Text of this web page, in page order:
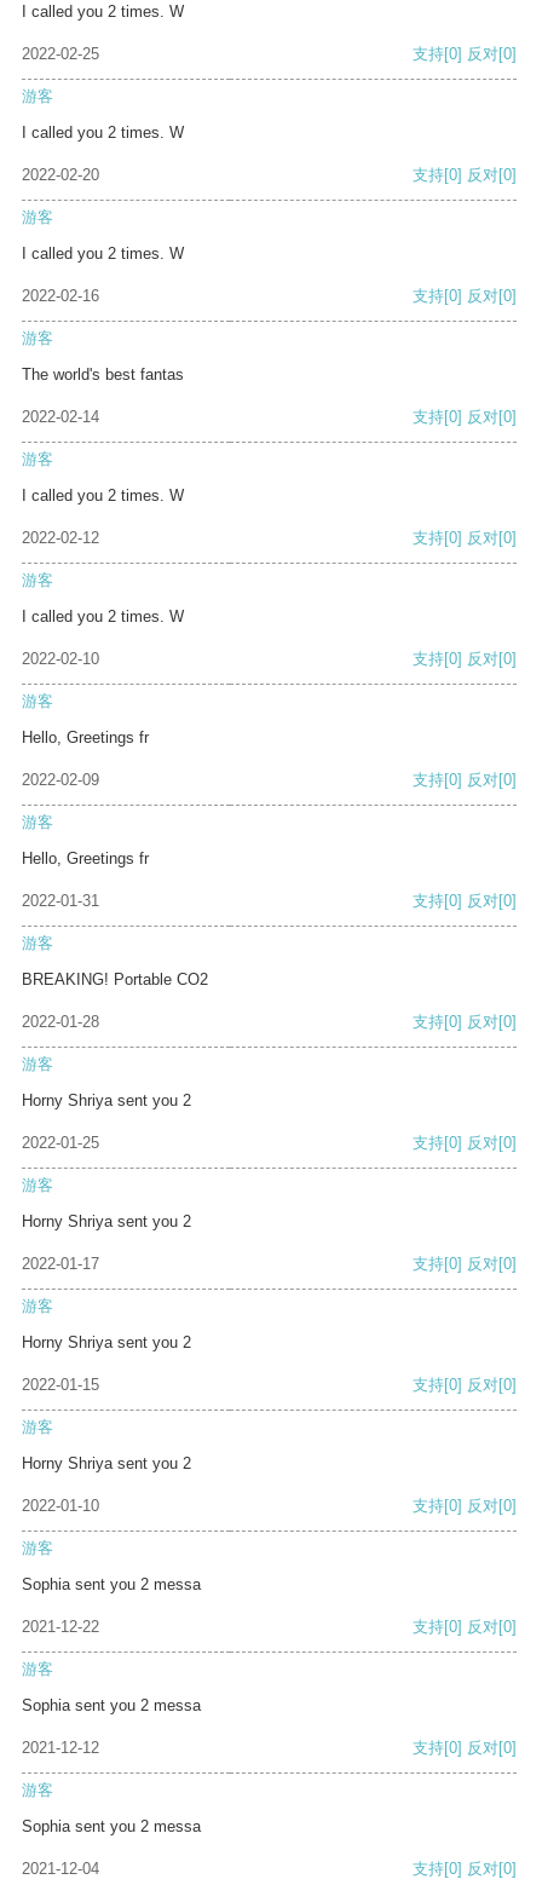
I called you 2 times. W
2022-02-25 支持[0] 反对[0]
游客
I called you 2 times. W
2022-02-20 支持[0] 反对[0]
游客
I called you 2 times. W
2022-02-16 支持[0] 反对[0]
游客
The world's best fantas
2022-02-14 支持[0] 反对[0]
游客
I called you 2 times. W
2022-02-12 支持[0] 反对[0]
游客
I called you 2 times. W
2022-02-10 支持[0] 反对[0]
游客
Hello, Greetings fr
2022-02-09 支持[0] 反对[0]
游客
Hello, Greetings fr
2022-01-31 支持[0] 反对[0]
游客
BREAKING! Portable CO2
2022-01-28 支持[0] 反对[0]
游客
Horny Shriya sent you 2
2022-01-25 支持[0] 反对[0]
游客
Horny Shriya sent you 2
2022-01-17 支持[0] 反对[0]
游客
Horny Shriya sent you 2
2022-01-15 支持[0] 反对[0]
游客
Horny Shriya sent you 2
2022-01-10 支持[0] 反对[0]
游客
Sophia sent you 2 messa
2021-12-22 支持[0] 反对[0]
游客
Sophia sent you 2 messa
2021-12-12 支持[0] 反对[0]
游客
Sophia sent you 2 messa
2021-12-04 支持[0] 反对[0]